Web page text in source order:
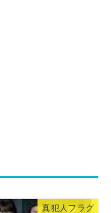
真犯人フラグ